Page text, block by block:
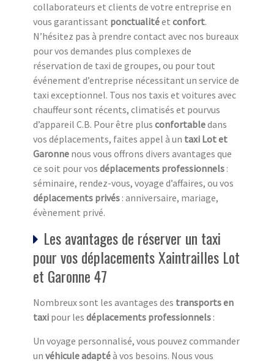
collaborateurs et clients de votre entreprise en
vous garantissant ponctualitéet confort.
N’hésitez pas à prendre contact avec nos bureaux
pour vos demandes plus complexes de
réservation de taxi de groupes, ou pour tout
événement d’entreprise nécessitant un service de
taxi exceptionnel. Tous nos taxis et voitures avec
chauffeur sont récents, climatisés et pourvus
d’appareil C.B. Pour être plus confortabledans
vos déplacements, faites appel à un taxi Lot et
Garonne nous vous offrons divers avantages que
ce soit pour vos déplacements professionnels :
séminaire, rendez-vous, voyage d’affaires, ou vos
déplacements privés : anniversaire, mariage,
évènement privé.
Les avantages de réserver un taxi
pour vos déplacements Xaintrailles Lot
et Garonne 47
Nombreux sont les avantages des transports en
taxi pour les déplacements professionnels :
Un voyage personnalisé, vous pouvez commander
un véhicule adaptéà vos besoins. Nous vous